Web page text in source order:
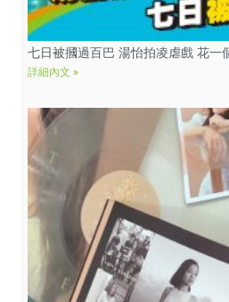
七日被摑過百巴 湯怡拍凌虐戲 花一
詳細內文 »